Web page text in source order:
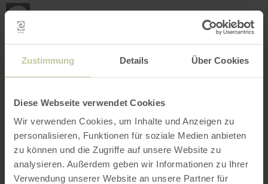
Zustimmung Details Über Cookies
Diese Webseite verwendet Cookies
Wir verwenden Cookies, um Inhalte und Anzeigen zu
personalisieren, Funktionen für soziale Medien anbieten
zu können und die Zugriffe auf unsere Website zu
analysieren. Außerdem geben wir Informationen zu Ihrer
Verwendung unserer Website an unsere Partner für
Zum Hauptinhalt springen
Zur Suche springen
Zur Hauptnavigation
Zum Footer springen
Zurück
zur
Startseite
SUCHE MENÜ
Nachfolgend aufgelistetes Freizeitangebot
wurde vom Anbieter Rureifel Tourismus GmbH
eingestellt. Für den Inhalt ist ausschließlich
der Anbieter Rureifel Tourismus GmbH
verantwortlich.